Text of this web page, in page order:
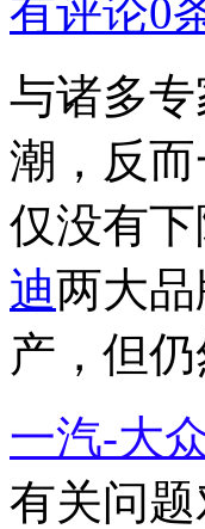
有评论0
与诸多
潮，反
仅没有
迪两大
产，但仍
一汽-大
有关问